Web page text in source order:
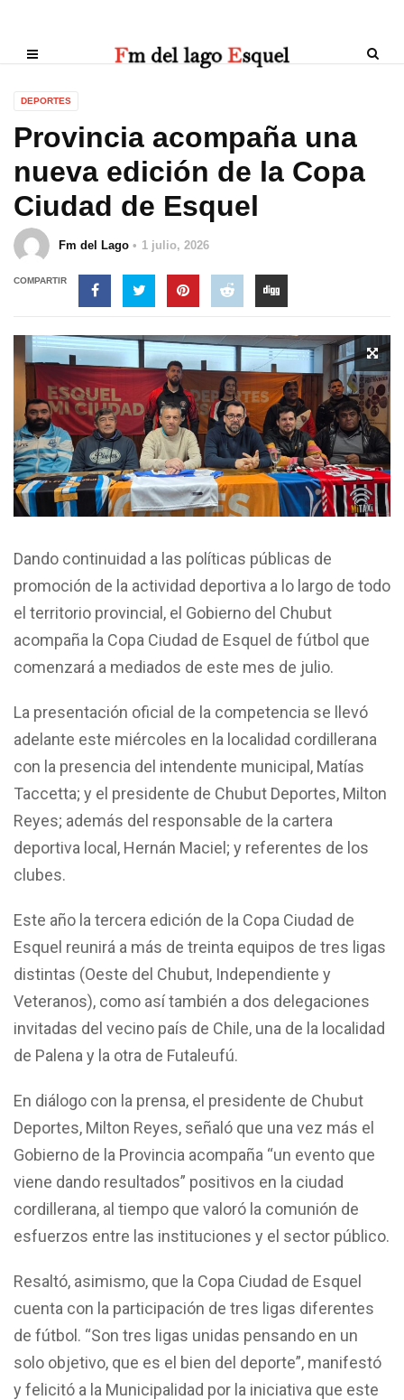
DEPORTES
Provincia acompaña una
nueva edición de la Copa
Ciudad de Esquel
Fm del Lago 1 julio, 2026
COMPARTIR
Dando continuidad a las políticas públicas de
promoción de la actividad deportiva a lo largo de todo
el territorio provincial, el Gobierno del Chubut
acompaña la Copa Ciudad de Esquel de fútbol que
comenzará a mediados de este mes de julio.
La presentación oficial de la competencia se llevó
adelante este miércoles en la localidad cordillerana
con la presencia del intendente municipal, Matías
Taccetta; y el presidente de Chubut Deportes, Milton
Reyes; además del responsable de la cartera
deportiva local, Hernán Maciel; y referentes de los
clubes.
Este año la tercera edición de la Copa Ciudad de
Esquel reunirá a más de treinta equipos de tres ligas
distintas (Oeste del Chubut, Independiente y
Veteranos), como así también a dos delegaciones
invitadas del vecino país de Chile, una de la localidad
de Palena y la otra de Futaleufú.
En diálogo con la prensa, el presidente de Chubut
Deportes, Milton Reyes, señaló que una vez más el
Gobierno de la Provincia acompaña “un evento que
viene dando resultados” positivos en la ciudad
cordillerana, al tiempo que valoró la comunión de
esfuerzos entre las instituciones y el sector público.
Resaltó, asimismo, que la Copa Ciudad de Esquel
cuenta con la participación de tres ligas diferentes
de fútbol. “Son tres ligas unidas pensando en un
solo objetivo, que es el bien del deporte”, manifestó
y felicitó a la Municipalidad por la iniciativa que este